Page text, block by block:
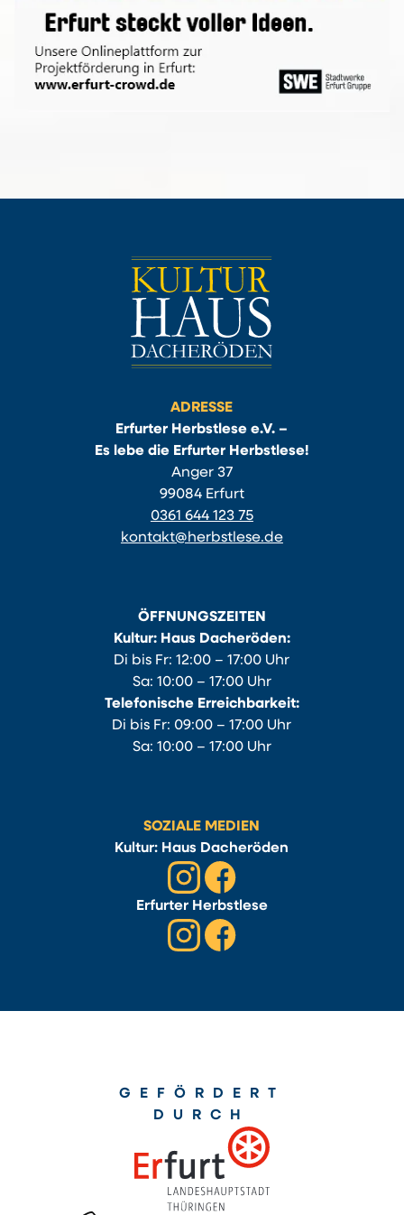
ADRESSE
Erfurter Herbstlese e.V. –
Es lebe die Erfurter Herbstlese!
Anger 37
99084 Erfurt
0361 644 123 75
kontakt@herbstlese.de
ÖFFNUNGSZEITEN
Kultur: Haus Dacheröden:
Di bis Fr: 12:00 – 17:00 Uhr
Sa: 10:00 – 17:00 Uhr
Telefonische Erreichbarkeit:
Di bis Fr: 09:00 – 17:00 Uhr
Sa: 10:00 – 17:00 Uhr
SOZIALE MEDIEN
Kultur: Haus Dacheröden
Erfurter Herbstlese
GEFÖRDERT
DURCH